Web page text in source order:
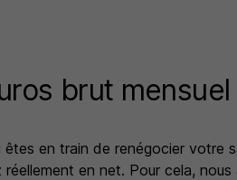
brut mensuel
en train de renégocier votre
en net. Pour cela, nous